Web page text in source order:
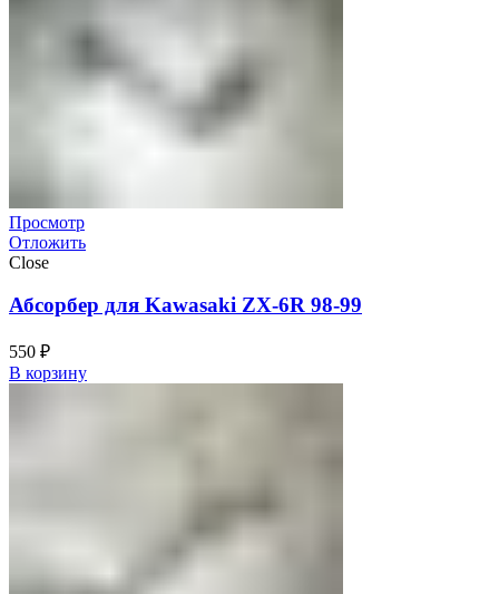
Просмотр
Отложить
Close
Абсорбер для Kawasaki ZX-6R 98-99
550 ₽
В корзину